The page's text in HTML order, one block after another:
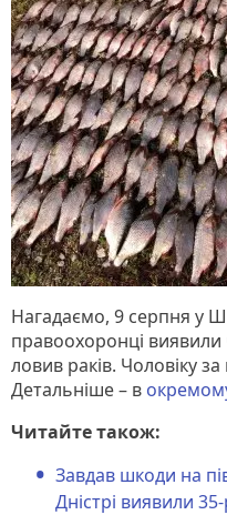
Нагадаємо, 9 серпня у
правоохоронці виявили
ловив раків. Чоловіку
Детальніше – в
Читайте також:
Завдав шкоди на
Дністрі виявили